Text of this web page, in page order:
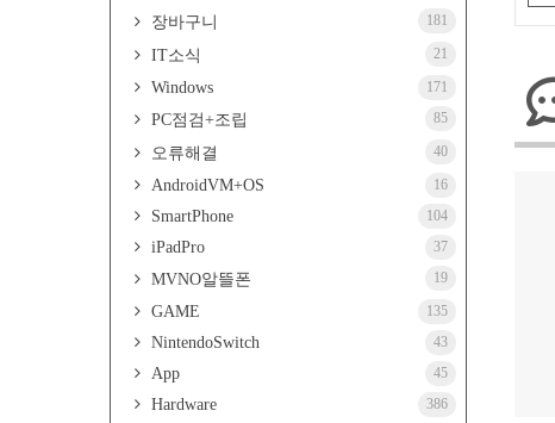
장바구니 181
IT소식 21
Windows 171
PC점검+조립 85
오류해결 40
AndroidVM+OS 16
SmartPhone 104
iPadPro 37
MVNO알뜰폰 19
GAME 135
NintendoSwitch 43
App 45
Hardware 386